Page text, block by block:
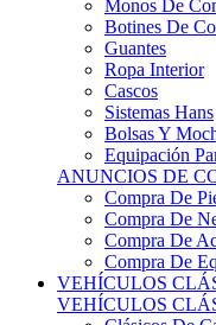
Guantes
Ropa Interior
Cascos
Sistemas Hans
Bolsas Y
Equipación
ANUNCIOS DE
Compra De
Compra De
Compra De
Compra De
VEHÍCULOS
VEHÍCULOS
Clásicos De
Clásicos De